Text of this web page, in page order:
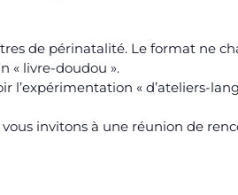
de périnatalité. Le format ne
« livre-doudou ».
l’expérimentation « d’ateliers-
vous invitons à une réunion de